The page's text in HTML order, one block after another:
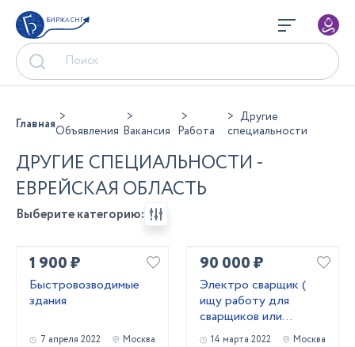
БИРЖА СНГ
ГлавнаяОбъявления Вакансия Работа
Другие
специальности
ДРУГИЕ СПЕЦИАЛЬНОСТИ -
ЕВРЕЙСКАЯ ОБЛАСТЬ
Выберите категорию:
1 900 ₽
Быстровозводимые
здания
7 апреля 2022 Москва
90 000 ₽
Электро сварщик (
ищу работу для
сварщиков или
водителя )
14 марта 2022 Москва